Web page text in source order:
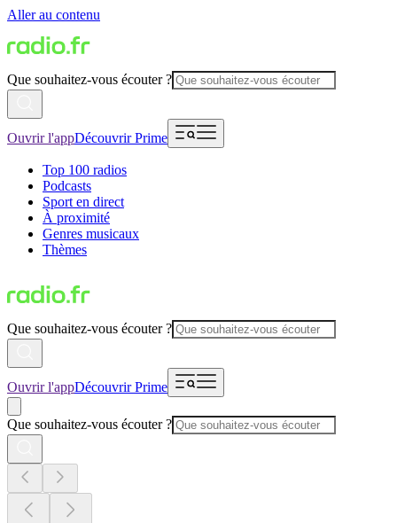
Aller au contenu
Que souhaitez-vous écouter ?
Ouvrir l'appDécouvrir Prime
Top 100 radios
Podcasts
Sport en direct
À proximité
Genres musicaux
Thèmes
Que souhaitez-vous écouter ?
Ouvrir l'appDécouvrir Prime
Que souhaitez-vous écouter ?